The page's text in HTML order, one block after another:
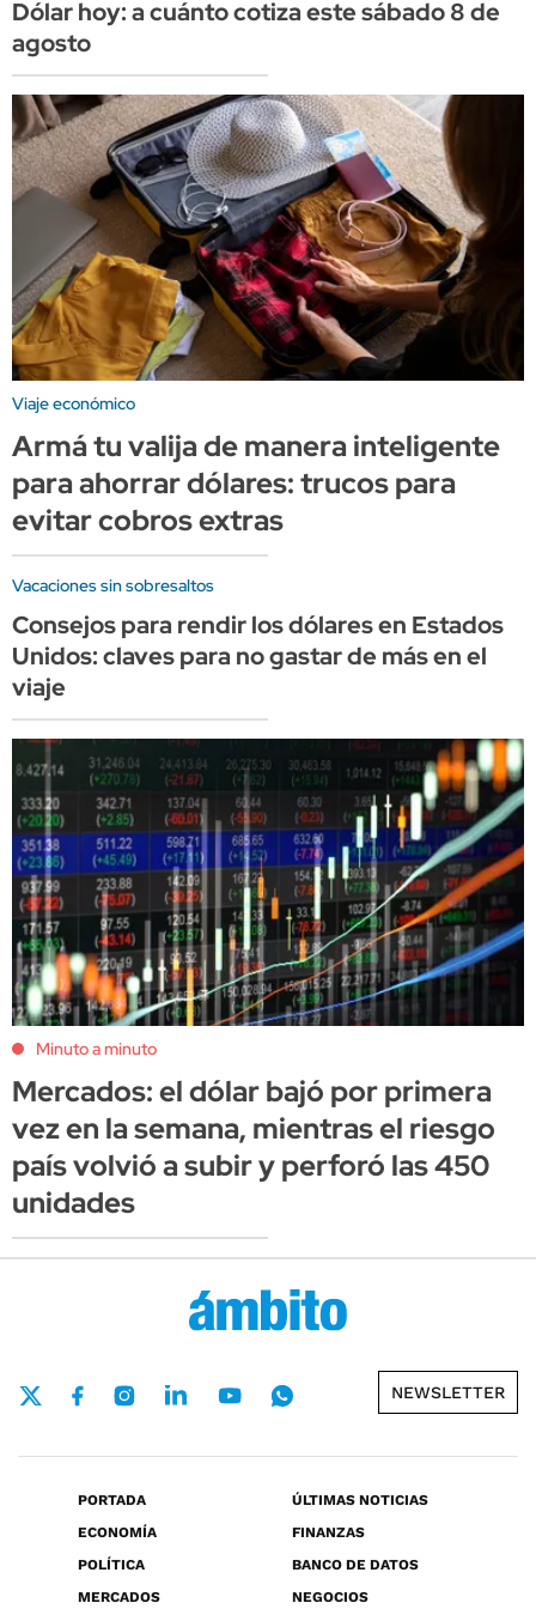
Dólar hoy: a cuánto cotiza este sábado 8 de
agosto
Viaje económico
Armá tu valija de manera inteligente
para ahorrar dólares: trucos para
evitar cobros extras
Vacaciones sin sobresaltos
Consejos para rendir los dólares en Estados
Unidos: claves para no gastar de más en el
viaje
Minuto a minuto
Mercados: el dólar bajó por primera
vez en la semana, mientras el riesgo
país volvió a subir y perforó las 450
unidades
NEWSLETTER
PORTADA
ÚLTIMAS NOTICIAS
ECONOMÍA
FINANZAS
POLÍTICA
BANCO DE DATOS
MERCADOS
NEGOCIOS